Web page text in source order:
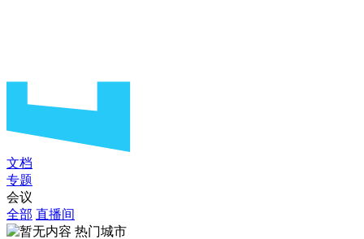
文档
专题
会议
全部 直播间
热门城市